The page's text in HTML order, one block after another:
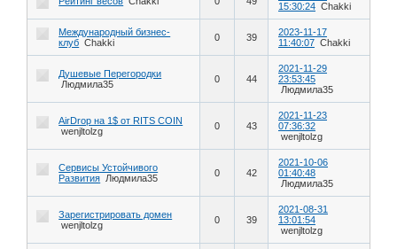
15:30:24 Chakki
Международный бизнес-
клуб Chakki 0 39
2023-11-17
11:40:07 Chakki
Душевые Перегородки
Людмила35
0 44
2021-11-29
23:53:45
Людмила35
AirDrop на 1$ от RITS COIN
wenjltolzg
0 43
2021-11-23
07:36:32
wenjltolzg
Сервисы Устойчивого
Развития Людмила35 0 42
2021-10-06
01:40:48
Людмила35
Зарегистрировать домен
wenjltolzg
0 39
2021-08-31
13:01:54
wenjltolzg